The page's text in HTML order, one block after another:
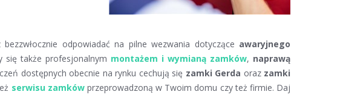
bezzwłocznie odpowiadać na pilne wezwania dotyczące awaryjnego
się także profesjonalnym montażem i wymianą zamków, naprawą
dostępnych obecnie na rynku cechują się zamki Gerda oraz zamki
serwisu zamkówprzeprowadzoną w Twoim domu czy też firmie. Daj